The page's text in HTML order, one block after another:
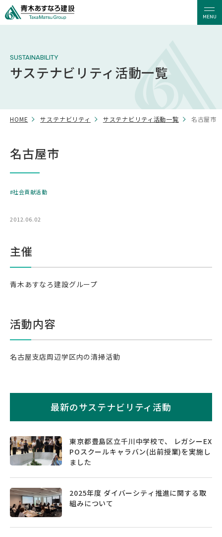
MENU
SUSTAINABILITY
サステナビリティ活動一覧
HOME サステナビリティ サステナビリティ活動一覧 名古屋市
名古屋市
社会貢献活動
2012.06.02
主催
青木あすなろ建設グループ
活動内容
名古屋支店周辺学区内の清掃活動
最新のサステナビリティ活動
東京都豊島区立千川中学校で、 レガシーEX
POスクールキャラバン(出前授業)を実施し
ました
2025年度 ダイバーシティ推進に関する取
組みについて